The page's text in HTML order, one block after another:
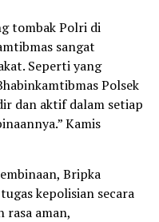
tombak Polri di
sangat
Seperti yang
Polsek
dan aktif dalam setiap
Kamis
Bripka
kepolisian secara
rasa aman,